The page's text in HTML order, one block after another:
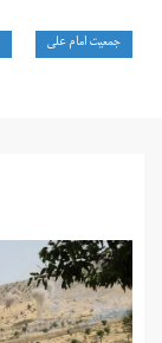
جمعیت امام علی